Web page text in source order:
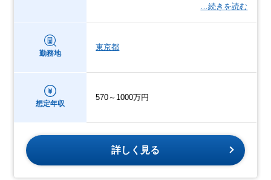
…続きを読む
勤務地
東京都
想定年収
570～1000万円
詳しく見る